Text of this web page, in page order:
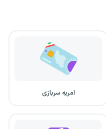
امریه سربازی